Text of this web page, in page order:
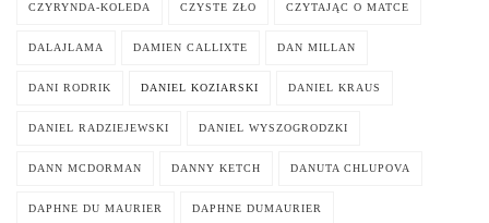
CZYRYNDA-KOLEDA CZYSTE ZŁO CZYTAJĄC O MATCE
DALAJLAMA DAMIEN CALLIXTE DAN MILLAN
DANI RODRIK DANIEL KOZIARSKI DANIEL KRAUS
DANIEL RADZIEJEWSKI DANIEL WYSZOGRODZKI
DANN MCDORMAN DANNY KETCH DANUTA CHLUPOVA
DAPHNE DU MAURIER DAPHNE DUMAURIER